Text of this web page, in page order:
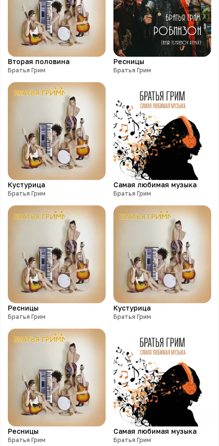
Вторая половина
Братья Грим
Ресницы
Братья Грим
Кустурица
Братья Грим
Самая любимая музыка
Братья Грим
Ресницы
Братья Грим
Кустурица
Братья Грим
Ресницы
Братья Грим
Самая любимая музыка
Братья Грим